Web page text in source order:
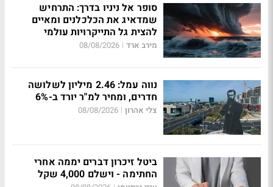
סופר אל ניניו בדרך: התרחיש
שמדאיג את הכלכלנים ומאיים
להצית גל התייקרויות עולמי
מירב ארד |
08/08/2026
נווה עמל: 2.46 מיליון לשלושה
חדרים, ומחיר למ"ר יורד ב-6%
צלי אהרון |
08/08/2026
ביטל זיכרון דברים יממה אחרי
החתימה - וישלם 4,000 שקל